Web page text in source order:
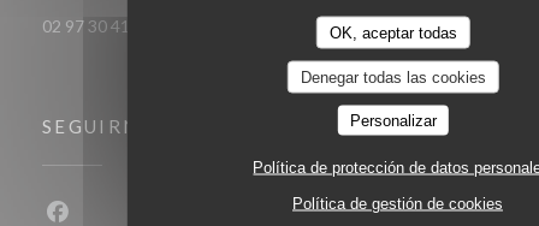
OK, aceptar todas
Denegar todas las cookies
Personalizar
Política de protección de datos
Política de gestión de cookies
02 97 30 41 86
SEGUIRNOS